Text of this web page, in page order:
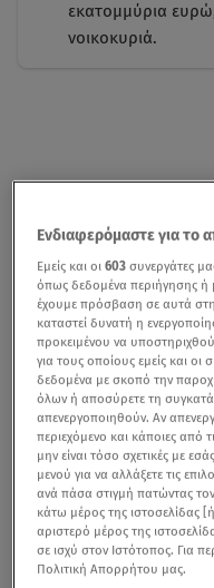
εκατομμύρια
νοικοκυριά.
Ενδιαφερόμαστε για το
Εμείς και οι603 συνεργάτες
όπως δεδομένα περιήγησης ή
έχουμε πρόσβαση σε αυτά
καταστεί δυνατή η
προκειμένου να
για τους οποίους εμείς και οι
δεδομένα με σκοπό την
όλων ή αποσύρετε τη
απενεργοποιηθούν. Αν
περιεχόμενο και κάποιες από
μην είναι τόσο σχετικές με
μενού για να αλλάξετε τις
ανά πάσα στιγμή πατώντας
κάτω μέρος της ιστοσελίδας
αριστερό μέρος της
σε ισχύ στον Ιστότοπος. Για
Πολιτική Απορρήτου μας.